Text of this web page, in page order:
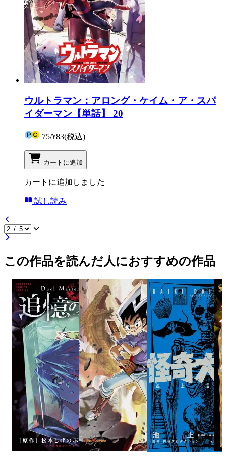
ウルトラマン：アロング・ケイム・ア・スパ
イダーマン【単話】 20
75/¥83(税込)
カートに追加
カートに追加しました
試し読み
この作品を読んだ人におすすめの作品